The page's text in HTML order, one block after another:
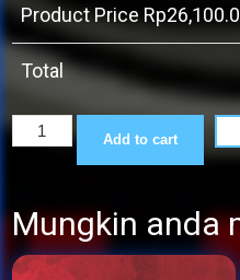
Product Price Rp
Total
The
Happyhills
2:
Out
Add to cart
Mungkin anda